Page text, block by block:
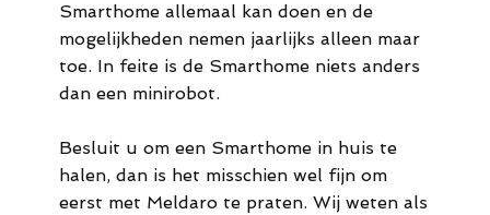
Smarthome allemaal kan doen en de
mogelijkheden nemen jaarlijks alleen maar
toe. In feite is de Smarthome niets anders
dan een minirobot.
Besluit u om een Smarthome in huis te
halen, dan is het misschien wel fijn om
eerst met Meldaro te praten. Wij weten als